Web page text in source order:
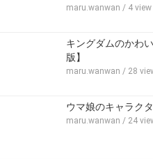
maru.wanwan / 4 view
キングダムのかわ
版】
maru.wanwan / 28
ウマ娘のキャラク
maru.wanwan / 24